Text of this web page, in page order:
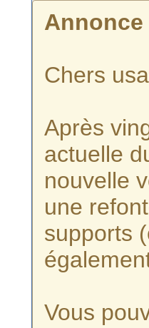
Annonce
Chers
Après
actuelle
nouvelle
une
supports
Vous